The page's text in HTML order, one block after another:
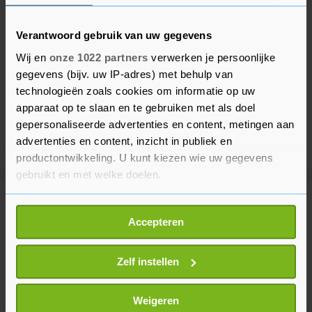
Verantwoord gebruik van uw gegevens
Wij en onze 1022 partners verwerken je persoonlijke
gegevens (bijv. uw IP-adres) met behulp van
technologieën zoals cookies om informatie op uw
apparaat op te slaan en te gebruiken met als doel
gepersonaliseerde advertenties en content, metingen aan
advertenties en content, inzicht in publiek en
productontwikkeling. U kunt kiezen wie uw gegevens
gebruikt en met welke doelen.
Als u het toestaat, willen we ook graag:
Informatie verzamelen over uw geografische
locatie, die tot een paar meter nauwkeurig kan zijn
Uw apparaat identificeren door het actief te
scannen op specifieke eigenschappen (fingerprinting)
Lees meer over hoe uw persoonlijke gegevens worden
Accepteren
Zelf instellen
Weigeren
Meer uit Buitenland
vulkaan Bromo af vanwege
branden